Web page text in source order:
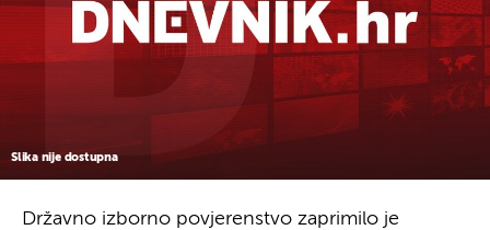
Slika nije dostupna
Državno izborno povjerenstvo zaprimilo je